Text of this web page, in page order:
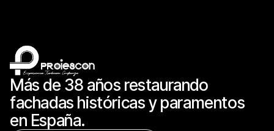
Más de 38 años restaurando
fachadas históricas y paramentos
en España.